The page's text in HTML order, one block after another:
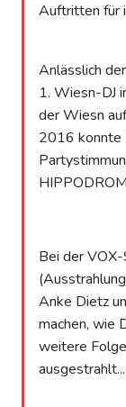
Auftritten für
Anlässlich
1. Wiesn-DJ
der Wiesn
2016 konnte
Bei der VOX-
Anke Dietz
machen, wie
weitere
ausgestrahlt...